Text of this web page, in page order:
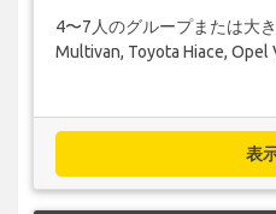
4〜7人のグループまたは大
Multivan, Toyota Hiace, Opel
表